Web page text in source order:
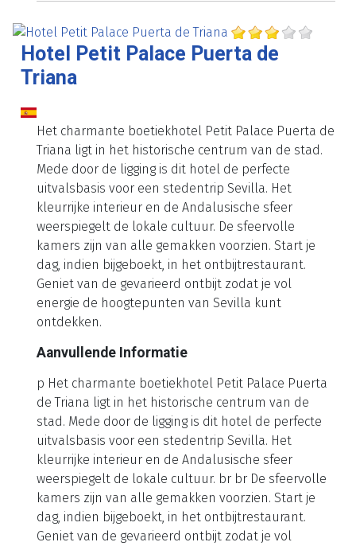
Hotel Petit Palace Puerta de
Triana
Het charmante boetiekhotel Petit Palace Puerta de
Triana ligt in het historische centrum van de stad.
Mede door de ligging is dit hotel de perfecte
uitvalsbasis voor een stedentrip Sevilla. Het
kleurrijke interieur en de Andalusische sfeer
weerspiegelt de lokale cultuur. De sfeervolle
kamers zijn van alle gemakken voorzien. Start je
dag, indien bijgeboekt, in het ontbijtrestaurant.
Geniet van de gevarieerd ontbijt zodat je vol
energie de hoogtepunten van Sevilla kunt
ontdekken.
Aanvullende Informatie
p Het charmante boetiekhotel Petit Palace Puerta
de Triana ligt in het historische centrum van de
stad. Mede door de ligging is dit hotel de perfecte
uitvalsbasis voor een stedentrip Sevilla. Het
kleurrijke interieur en de Andalusische sfeer
weerspiegelt de lokale cultuur. br br De sfeervolle
kamers zijn van alle gemakken voorzien. Start je
dag, indien bijgeboekt, in het ontbijtrestaurant.
Geniet van de gevarieerd ontbijt zodat je vol